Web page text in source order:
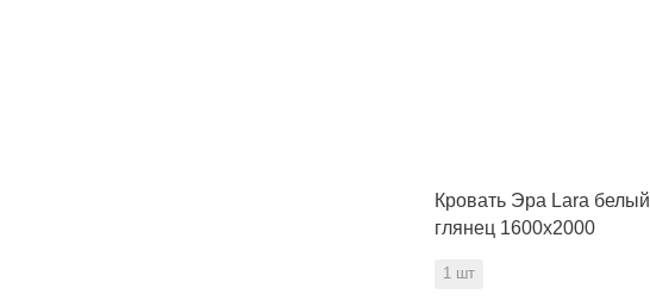
Кровать Эра Lara белый
глянец 1600х2000
1 шт